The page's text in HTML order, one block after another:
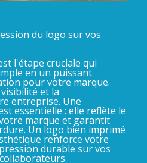
du logo sur vos
l'étape cruciale qui
en un puissant
pour votre marque.
et la
entreprise. Une
essentielle : elle reflète le
marque et garantit
Un logo bien imprimé
renforce votre
durable sur vos